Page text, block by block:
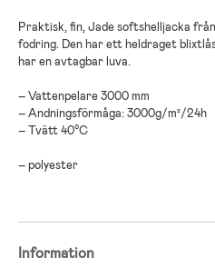
Praktisk, fin, Jade softshelljacka
fodring. Den har ett heldraget
har en avtagbar luva.
– Vattenpelare 3000 mm
– Andningsförmåga: 3000g/m²/24h
– Tvätt 40°C
– polyester
Information